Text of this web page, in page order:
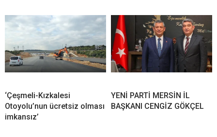
‘Çeşmeli-Kızkalesi
Otoyolu’nun ücretsiz olması
imkansız’
YENİ PARTİ MERSİN İL
BAŞKANI CENGİZ GÖKÇEL